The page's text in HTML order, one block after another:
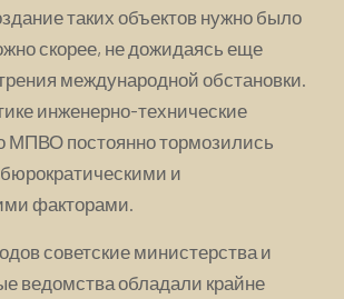
таких объектов нужно было
скорее, не дожидаясь еще
международной обстановки.
инженерно-технические
МПВО постоянно тормозились
и
факторами.
советские министерства и
ведомства обладали крайне